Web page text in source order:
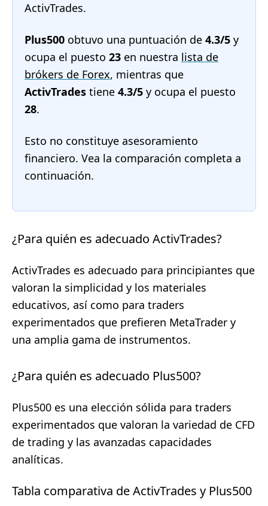
ActivTrades.
Plus500 obtuvo una puntuación de 4.3/5 y
ocupa el puesto 23 en nuestra lista de
brókers de Forex, mientras que
ActivTrades tiene 4.3/5 y ocupa el puesto
28.
Esto no constituye asesoramiento
financiero. Vea la comparación completa a
continuación.
¿Para quién es adecuado ActivTrades?
ActivTrades es adecuado para principiantes que
valoran la simplicidad y los materiales
educativos, así como para traders
experimentados que prefieren MetaTrader y
una amplia gama de instrumentos.
¿Para quién es adecuado Plus500?
Plus500 es una elección sólida para traders
experimentados que valoran la variedad de CFD
de trading y las avanzadas capacidades
analíticas.
Tabla comparativa de ActivTrades y Plus500